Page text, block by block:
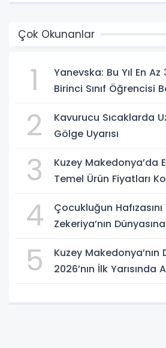
Çok Okunanlar
1
Yanevska: Bu Yıl En
Birinci Sınıf Öğrencisi
2
Kavurucu Sıcaklarda
Gölge Uyarısı
3
Kuzey Makedonya’da
Temel Ürün Fiyatları
4
Çocukluğun
Zekeriya’nın
5
Kuzey Makedonya’nın
2026’nın İlk Yarısında